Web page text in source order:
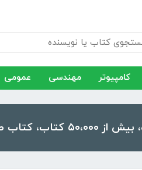
کامپیوتر مهندسی عمومی
و تبلت خود داشته باشید!